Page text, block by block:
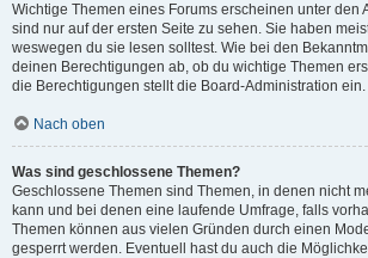
Wichtige Themen eines Forums erscheinen unter den
sind nur auf der ersten Seite zu sehen. Sie haben
weswegen du sie lesen solltest. Wie bei den
deinen Berechtigungen ab, ob du wichtige Themen
die Berechtigungen stellt die Board-Administration ein.
Nach oben
Was sind geschlossene Themen?
Geschlossene Themen sind Themen, in denen nicht
kann und bei denen eine laufende Umfrage, falls
Themen können aus vielen Gründen durch einen
gesperrt werden. Eventuell hast du auch die